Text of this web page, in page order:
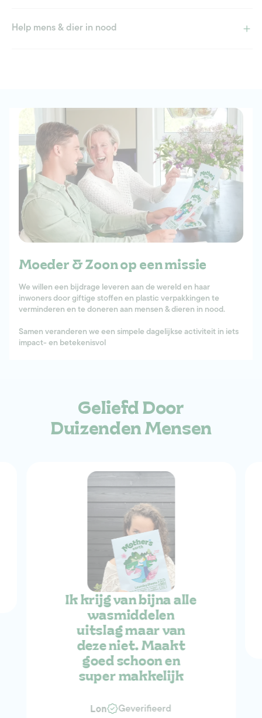
Help mens & dier in nood
Moeder & Zoon op een missie
We willen een bijdrage leveren aan de wereld en haar
inwoners door giftige stoffen en plastic verpakkingen te
verminderen en te doneren aan mensen & dieren in nood.
Samen veranderen we een simpele dagelijkse activiteit in iets
impact- en betekenisvol
Geliefd Door
Duizenden Mensen
Ik krijg van bijna alle
wasmiddelen
uitslag maar van
deze niet. Maakt
goed schoon en
super makkelijk
Lon Geverifieerd